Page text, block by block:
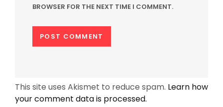
BROWSER FOR THE NEXT TIME I COMMENT.
This site uses Akismet to reduce spam. Learn how
your comment data is processed.